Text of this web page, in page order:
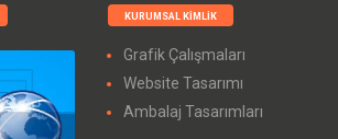
KURUMSAL KIMLIK
Grafik Çalışmaları
Website Tasarımı
Ambalaj Tasarımları